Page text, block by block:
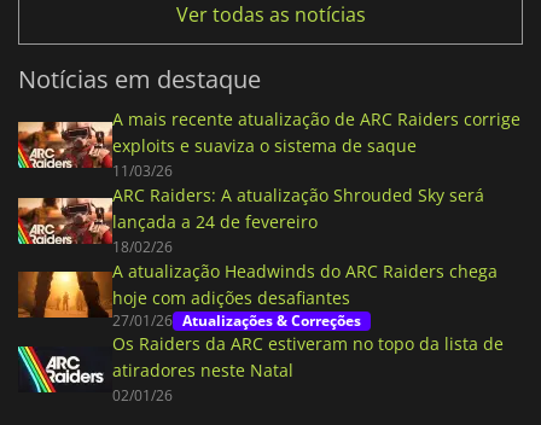
Ver todas as notícias
Notícias em destaque
A mais recente atualização de ARC Raiders corrige
exploits e suaviza o sistema de saque
11/03/26
ARC Raiders: A atualização Shrouded Sky será
lançada a 24 de fevereiro
18/02/26
A atualização Headwinds do ARC Raiders chega
hoje com adições desafiantes
27/01/26 Atualizações & Correções
Os Raiders da ARC estiveram no topo da lista de
atiradores neste Natal
02/01/26